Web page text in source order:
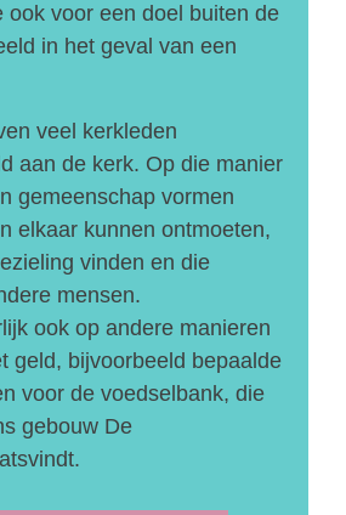
ook voor een doel buiten de
in het geval van een
veel kerkleden
aan de kerk. Op die manier
gemeenschap vormen
elkaar kunnen ontmoeten,
vinden en die
mensen.
ook op andere manieren
geld, bijvoorbeeld bepaalde
voor de voedselbank, die
gebouw De